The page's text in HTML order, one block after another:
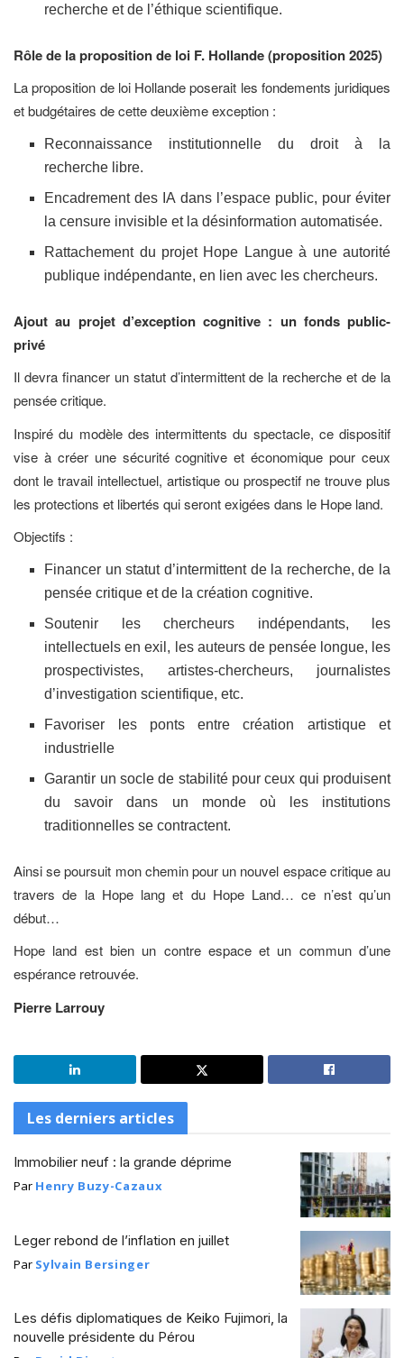
recherche et de l’éthique scientifique.
Rôle de la proposition de loi F. Hollande (proposition 2025)
La proposition de loi Hollande poserait les fondements juridiques
et budgétaires de cette deuxième exception :
Reconnaissance institutionnelle du droit à la
recherche libre.
Encadrement des IA dans l’espace public, pour éviter
la censure invisible et la désinformation automatisée.
Rattachement du projet Hope Langue à une autorité
publique indépendante, en lien avec les chercheurs.
Ajout au projet d’exception cognitive : un fonds public-
privé
Il devra financer un statut d’intermittent de la recherche et de la
pensée critique.
Inspiré du modèle des intermittents du spectacle, ce dispositif
vise à créer une sécurité cognitive et économique pour ceux
dont le travail intellectuel, artistique ou prospectif ne trouve plus
les protections et libertés qui seront exigées dans le Hope land.
Objectifs :
Financer un statut d’intermittent de la recherche, de la
pensée critique et de la création cognitive.
Soutenir les chercheurs indépendants, les
intellectuels en exil, les auteurs de pensée longue, les
prospectivistes, artistes-chercheurs, journalistes
d’investigation scientifique, etc.
Favoriser les ponts entre création artistique et
industrielle
Garantir un socle de stabilité pour ceux qui produisent
du savoir dans un monde où les institutions
traditionnelles se contractent.
Ainsi se poursuit mon chemin pour un nouvel espace critique au
travers de la Hope lang et du Hope Land… ce n’est qu’un
début…
Hope land est bien un contre espace et un commun d’une
espérance retrouvée.
Pierre Larrouy
Les derniers articles
Immobilier neuf : la grande déprime
Par Henry Buzy-Cazaux
Leger rebond de l’inflation en juillet
Par Sylvain Bersinger
Les défis diplomatiques de Keiko Fujimori, la
nouvelle présidente du Pérou